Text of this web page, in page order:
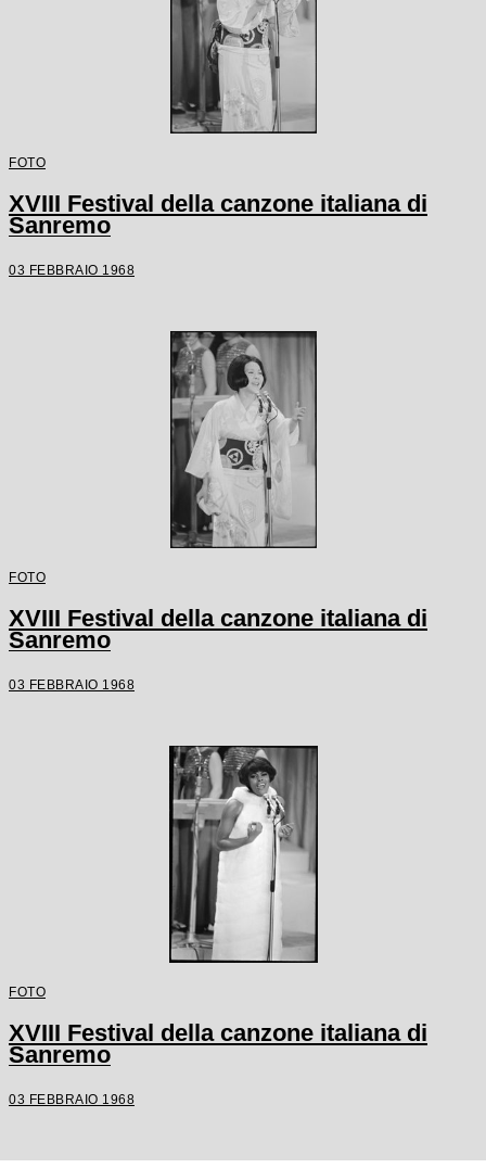
FOTO
XVIII Festival della canzone italiana di
Sanremo
03 FEBBRAIO 1968
FOTO
XVIII Festival della canzone italiana di
Sanremo
03 FEBBRAIO 1968
FOTO
XVIII Festival della canzone italiana di
Sanremo
03 FEBBRAIO 1968